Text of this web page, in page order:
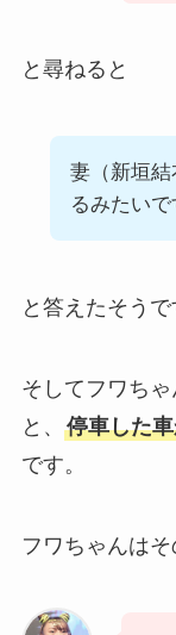
と尋ねると
妻（新垣
るみたいで
と答えたそうで
そしてフワち
と、 停車した
です。
フワちゃんはそ